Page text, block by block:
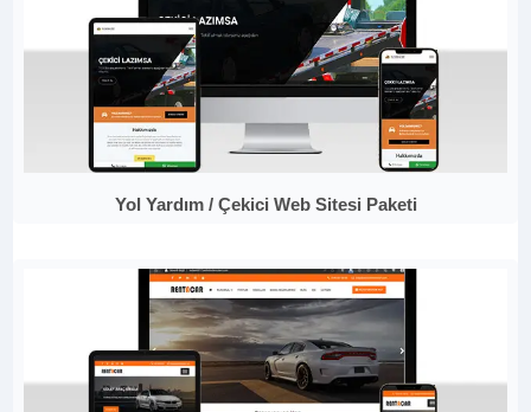
Yol Yardım / Çekici Web Sitesi Paketi